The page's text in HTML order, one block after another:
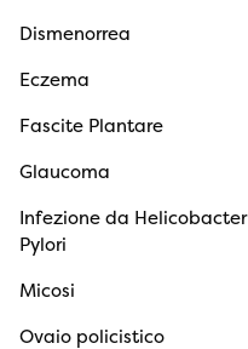
Dismenorrea
Eczema
Fascite Plantare
Glaucoma
Infezione da Helicobacter
Pylori
Micosi
Ovaio policistico